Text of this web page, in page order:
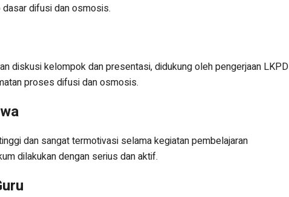
difusi dan osmosis.
diskusi kelompok dan presentasi, didukung oleh pengerjaan LKPD
proses difusi dan osmosis.
dan sangat termotivasi selama kegiatan pembelajaran
dilakukan dengan serius dan aktif.